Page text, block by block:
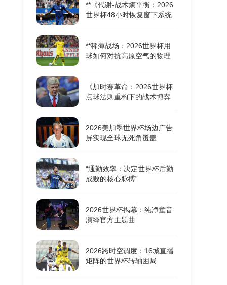
**《代谢-战术熵平衡：2026
世界杯48小时恢复窗下系统
**稀薄战场：2026世界杯用
球如何对抗高原空气的物理
《加时赛革命：2026世界杯
点球法则重构下的战术博弈
2026美加墨世界杯场边广告
屏实现全球无死角覆盖
“通勤效率：决定世界杯后勤
成败的核心脉搏”
2026世界杯揭幕：纯净童音
演绎官方主题曲
2026跨时空调度：16城直播
矩阵的世界杯转轴困局